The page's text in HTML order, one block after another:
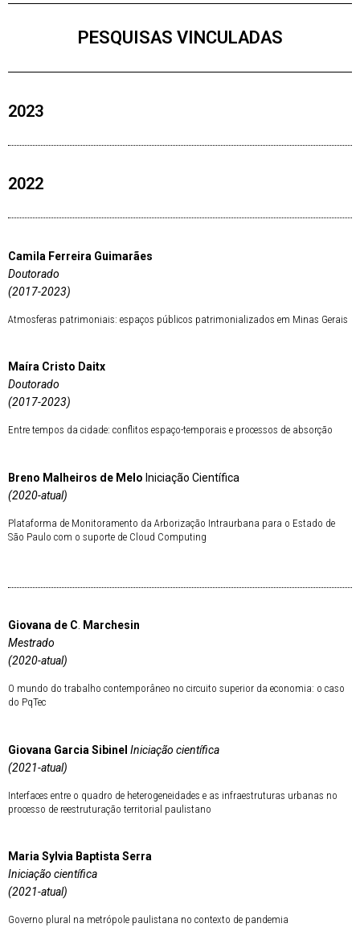
PESQUISAS VINCULADAS
2023
2022
Camila Ferreira Guimarães
Doutorado
(2017-2023)
Atmosferas patrimoniais: espaços públicos patrimonializados em Minas Gerais
Maíra Cristo Daitx
Doutorado
(2017-2023)
Entre tempos da cidade: conflitos espaço-temporais e processos de absorção
Breno Malheiros de Melo Iniciação Científica
(2020-atual)
Plataforma de Monitoramento da Arborização Intraurbana para o Estado de
São Paulo com o suporte de Cloud Computing
Giovana de C. Marchesin
Mestrado
(2020-atual)
O mundo do trabalho contemporâneo no circuito superior da economia: o caso
do PqTec
Giovana Garcia Sibinel Iniciação científica
(2021-atual)
Interfaces entre o quadro de heterogeneidades e as infraestruturas urbanas no
processo de reestruturação territorial paulistano
Maria Sylvia Baptista Serra
Iniciação científica
(2021-atual)
Governo plural na metrópole paulistana no contexto de pandemia